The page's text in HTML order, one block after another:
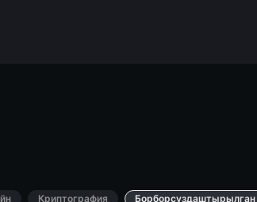
Криптография